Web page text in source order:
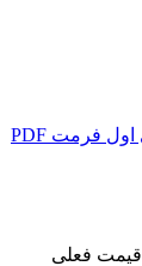
قیمت فعلی